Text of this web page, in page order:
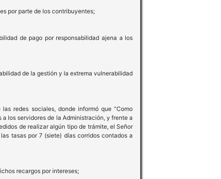
por parte de los contribuyentes;
de pago por responsabilidad ajena a los
de la gestión y la extrema vulnerabilidad
redes sociales, donde informó que “Como
los servidores de la Administración, y frente a
de realizar algún tipo de trámite, el Señor
tasas por 7 (siete) días corridos contados a
recargos por intereses;